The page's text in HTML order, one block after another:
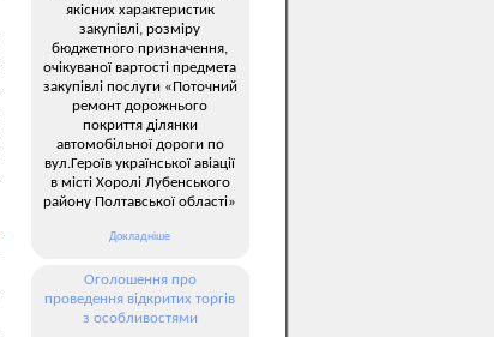
якісних характеристик
закупівлі, розміру
бюджетного призначення,
очікуваної вартості предмета
закупівлі послуги «Поточний
ремонт дорожнього
покриття ділянки
автомобільної дороги по
вул.Героїв української авіації
в місті Хоролі Лубенського
району Полтавської області»
Докладніше
Оголошення про
проведення відкритих торгів
з особливостями